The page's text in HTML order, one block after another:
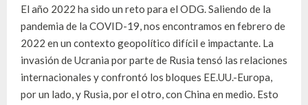
El año 2022 ha sido un reto para el ODG. Saliendo de la
pandemia de la COVID-19, nos encontramos en febrero de
2022 en un contexto geopolítico difícil e impactante. La
invasión de Ucrania por parte de Rusia tensó las relaciones
internacionales y confrontó los bloques EE.UU.-Europa,
por un lado, y Rusia, por el otro, con China en medio. Esto